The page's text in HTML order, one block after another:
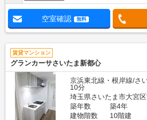
空室確認 無料
賃貸マンション
グランカーサさいたま新都心
京浜東北線・根岸線/さ
10分
埼玉県さいたま市大宮
築年数
築4年
建物階数
10階建